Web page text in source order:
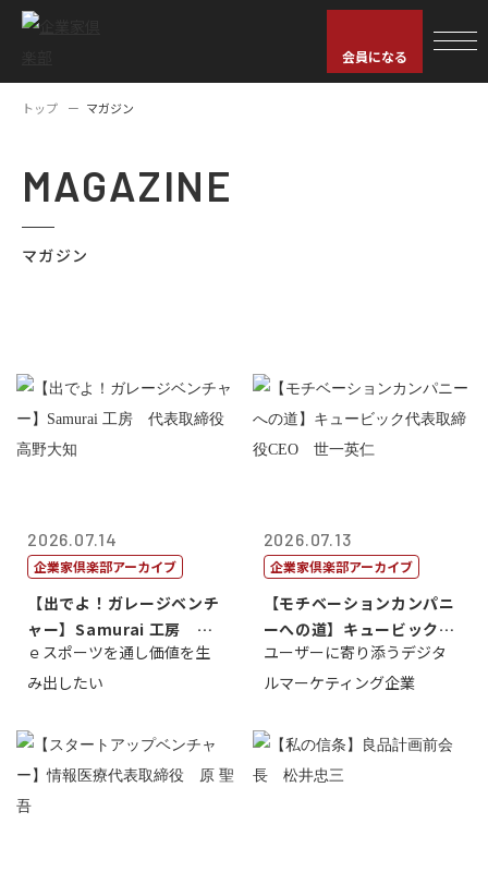
会員になる
トップ マガジン
MAGAZINE
マガジン
2026.07.14
企業家倶楽部アーカイブ
【出でよ！ガレージベンチ
ャー】Samurai 工房 代
表取締...
ｅスポーツを通し価値を生
み出したい
2026.07.13
企業家倶楽部アーカイブ
【モチベーションカンパニ
ーへの道】キュービック代
表取締役CE...
ユーザーに寄り添うデジタ
ルマーケティング企業